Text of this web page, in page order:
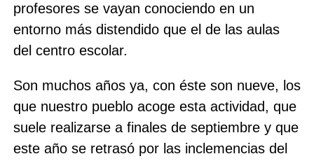
profesores se vayan conociendo en un
entorno más distendido que el de las aulas
del centro escolar.
Son muchos años ya, con éste son nueve, los
que nuestro pueblo acoge esta actividad, que
suele realizarse a finales de septiembre y que
este año se retrasó por las inclemencias del